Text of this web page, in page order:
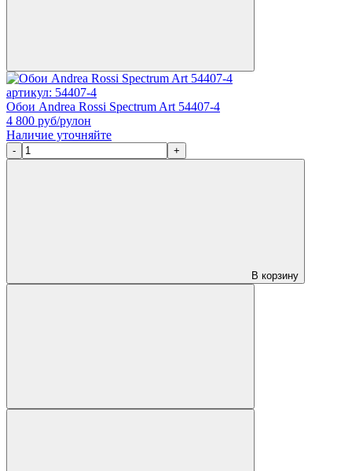
артикул: 54407-4
Обои Andrea Rossi Spectrum Art 54407-4
4 800 руб/рулон
Наличие уточняйте
- +
В корзину